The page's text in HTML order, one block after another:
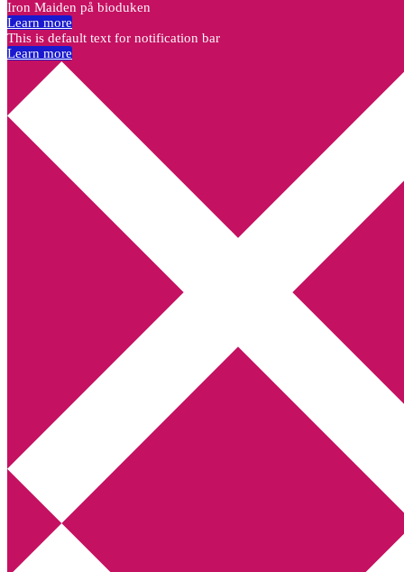
Annikas litteratur- och kulturblogg
Iron Maiden på bioduken
Learn more
This is default text for notification bar
Learn more